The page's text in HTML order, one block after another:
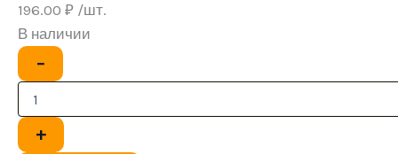
196.00 ₽ /шт.
В наличии
−
Количество
товара
+